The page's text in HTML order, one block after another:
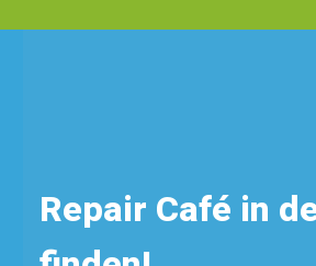
Repair Café in